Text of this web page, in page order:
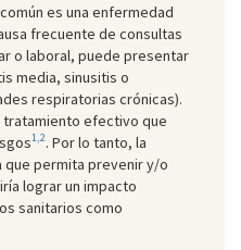
es una enfermedad
frecuente de consultas
o laboral, puede presentar
media, sinusitis o
respiratorias crónicas).
tratamiento efectivo que
1,2. Por lo tanto, la
que permita prevenir y/o
lograr un impacto
sanitarios como